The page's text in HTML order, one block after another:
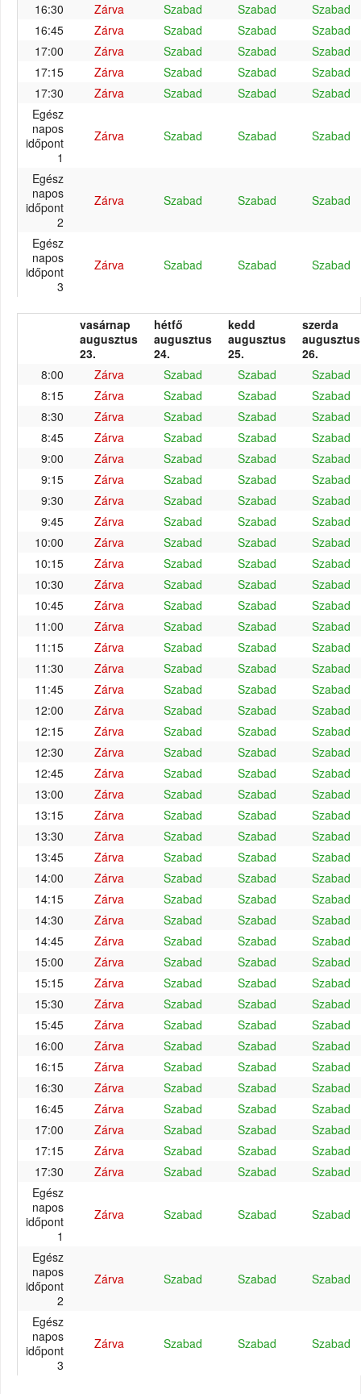
16:30 Zárva Szabad Szabad
Szabad
16:45
Zárva Szabad Szabad
Szabad
17:00
Zárva Szabad Szabad
Szabad
17:15
Zárva Szabad Szabad
Szabad
17:30
Zárva Szabad Szabad
Szabad
Egész
napos
időpont
1
Zárva Szabad Szabad Szabad
Egész
napos
időpont
2
Zárva Szabad Szabad Szabad
Egész
napos
időpont
3
Zárva Szabad Szabad Szabad
vasárnap
augusztus
23.
hétfő
augusztus
24.
kedd
augusztus
25.
szerda
augusztus
26.
8:00
Zárva Szabad Szabad
Szabad
8:15
Zárva Szabad Szabad
Szabad
8:30
Zárva Szabad Szabad
Szabad
8:45
Zárva Szabad Szabad
Szabad
9:00
Zárva Szabad Szabad
Szabad
9:15
Zárva Szabad Szabad
Szabad
9:30
Zárva Szabad Szabad
Szabad
9:45
Zárva Szabad Szabad
Szabad
10:00
Zárva Szabad Szabad
Szabad
10:15
Zárva Szabad Szabad
Szabad
10:30
Zárva Szabad Szabad
Szabad
10:45
Zárva Szabad Szabad
Szabad
11:00
Zárva Szabad Szabad
Szabad
11:15
Zárva Szabad Szabad
Szabad
11:30
Zárva Szabad Szabad
Szabad
11:45
Zárva Szabad Szabad
Szabad
12:00
Zárva Szabad Szabad
Szabad
12:15
Zárva Szabad Szabad
Szabad
12:30
Zárva Szabad Szabad
Szabad
12:45
Zárva Szabad Szabad
Szabad
13:00
Zárva Szabad Szabad
Szabad
13:15
Zárva Szabad Szabad
Szabad
13:30
Zárva Szabad Szabad
Szabad
13:45
Zárva Szabad Szabad
Szabad
14:00
Zárva Szabad Szabad
Szabad
14:15
Zárva Szabad Szabad
Szabad
14:30
Zárva Szabad Szabad
Szabad
14:45
Zárva Szabad Szabad
Szabad
15:00
Zárva Szabad Szabad
Szabad
15:15
Zárva Szabad Szabad
Szabad
15:30
Zárva Szabad Szabad
Szabad
15:45
Zárva Szabad Szabad
Szabad
16:00
Zárva Szabad Szabad
Szabad
16:15
Zárva Szabad Szabad
Szabad
16:30
Zárva Szabad Szabad
Szabad
16:45
Zárva Szabad Szabad
Szabad
17:00
Zárva Szabad Szabad
Szabad
17:15
Zárva Szabad Szabad
Szabad
17:30
Zárva Szabad Szabad
Szabad
Egész
napos
időpont
1
Zárva Szabad Szabad Szabad
Egész
napos
időpont
2
Zárva Szabad Szabad Szabad
Egész
napos
időpont
3
Zárva Szabad Szabad Szabad